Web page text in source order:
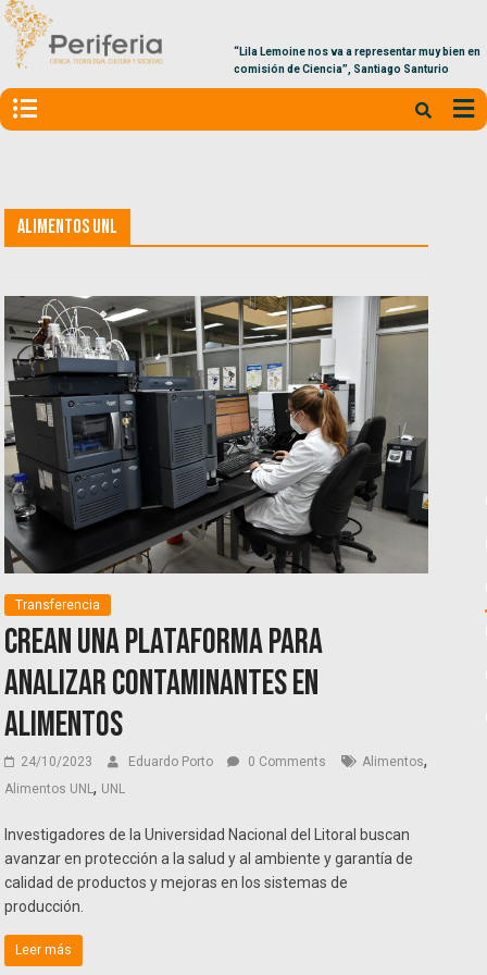
“Lila Lemoine nos va a representar muy bien en la
comisión de Ciencia”, Santiago Santurio
Alimentos UNL
Transferencia
Crean una plataforma para
analizar contaminantes en
alimentos
24/10/2023 Eduardo Porto 0 Comments Alimentos,
Alimentos UNL, UNL
Investigadores de la Universidad Nacional del Litoral buscan
avanzar en protección a la salud y al ambiente y garantía de
calidad de productos y mejoras en los sistemas de
producción.
Leer más